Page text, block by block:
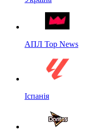
АПЛ Top News
Іспанія